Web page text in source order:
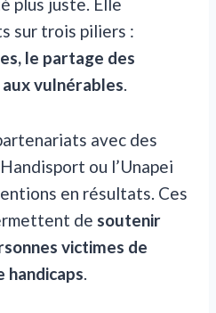
sur trois piliers :
le partage des
vulnérables.
avec des
ou l’Unapei
en résultats. Ces
de soutenir
victimes de
handicaps.